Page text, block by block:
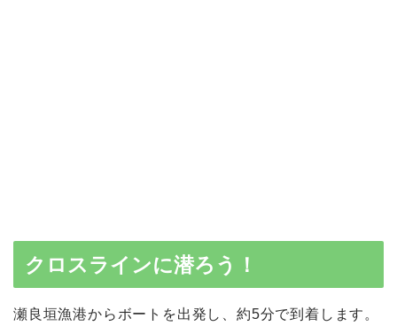
クロスラインに潜ろう！
瀬良垣漁港からボートを出発し、約5分で到着します。